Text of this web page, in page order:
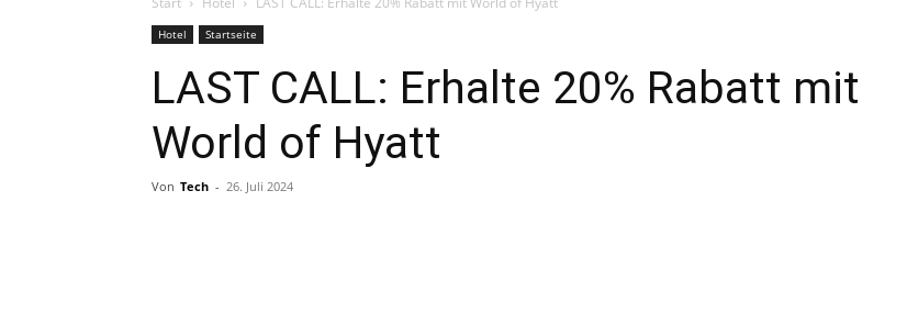
Hotel Startseite
LAST CALL: Erhalte 20% Rabatt mit
World of Hyatt
Von Tech - 26. Juli 2024